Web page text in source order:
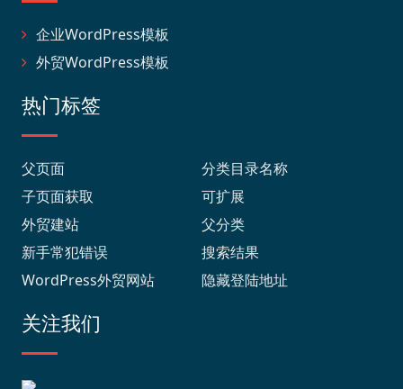
企业WordPress模板
外贸WordPress模板
热门标签
父页面
分类目录名称
子页面获取
可扩展
外贸建站
父分类
新手常犯错误
搜索结果
WordPress外贸网站
隐藏登陆地址
关注我们